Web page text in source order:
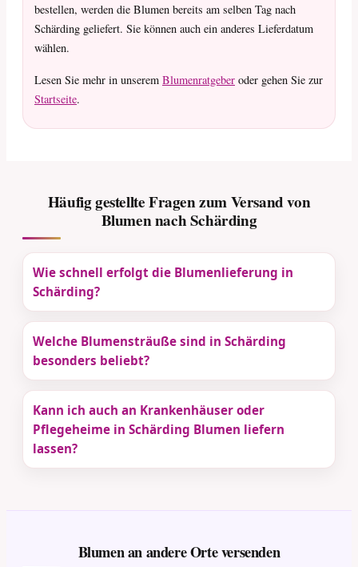
bestellen, werden die Blumen bereits am selben Tag nach
Schärding geliefert. Sie können auch ein anderes Lieferdatum
wählen.
Lesen Sie mehr in unserem Blumenratgeber oder gehen Sie zur
Startseite.
Häufig gestellte Fragen zum Versand von
Blumen nach Schärding
Wie schnell erfolgt die Blumenlieferung in
Schärding?
Welche Blumensträuße sind in Schärding
besonders beliebt?
Kann ich auch an Krankenhäuser oder
Pflegeheime in Schärding Blumen liefern
lassen?
Blumen an andere Orte versenden